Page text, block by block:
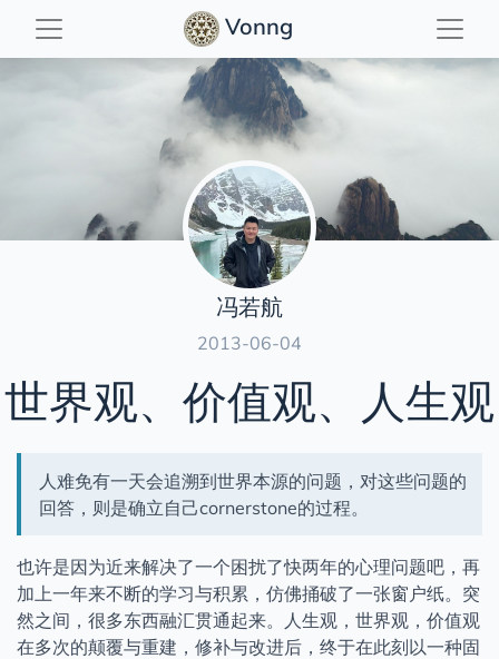
Vonng
读万卷书
行万里路
2014年度总结
2023年度总结：三十而立
90后，辞职创业，说要卷死云数据库
世界观、价值观、人生观
冯振彪自传
墨天轮风云人物访谈录 —— 冯若航
冯若航
2013-06-04
世界观、价值观、人生观
人难免有一天会追溯到世界本源的问题，对这些问题的
回答，则是确立自己cornerstone的过程。
也许是因为近来解决了一个困扰了快两年的心理问题吧，再
加上一年来不断的学习与积累，仿佛捅破了一张窗户纸。突
然之间，很多东西融汇贯通起来。人生观，世界观，价值观
在多次的颠覆与重建，修补与改进后，终于在此刻以一种固
1.人生观